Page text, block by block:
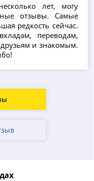
лет, могу
отзывы. Самые
редкость сейчас.
переводам,
и знакомым.